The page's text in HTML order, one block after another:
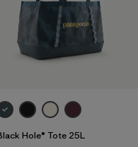
Hole® Tote 25L